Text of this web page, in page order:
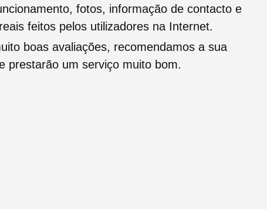
fotos, informação de contacto e
feitos pelos utilizadores na Internet.
boas avaliações, recomendamos a sua
prestarão um serviço muito bom.